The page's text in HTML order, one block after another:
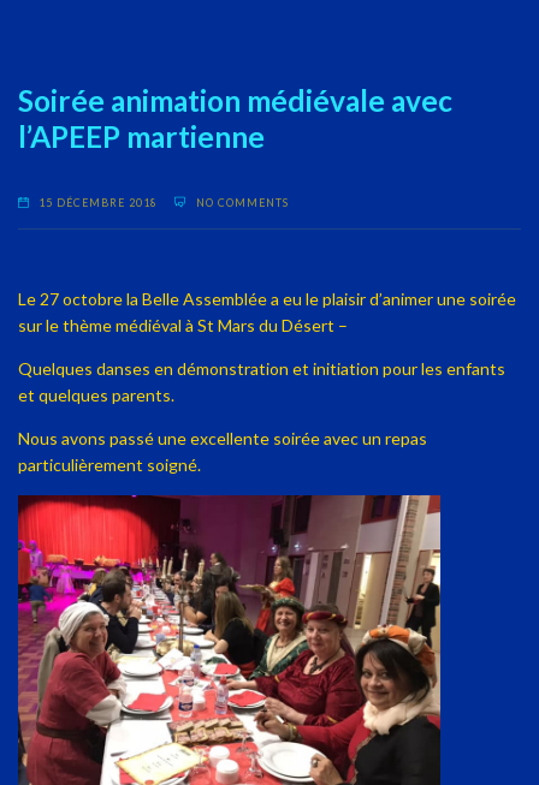
Soirée animation médiévale avec
l’APEEP martienne
15 DÉCEMBRE 2018 NO COMMENTS
Le 27 octobre la Belle Assemblée a eu le plaisir d’animer une soirée
sur le thème médiéval à St Mars du Désert –
Quelques danses en démonstration et initiation pour les enfants
et quelques parents.
Nous avons passé une excellente soirée avec un repas
particulièrement soigné.